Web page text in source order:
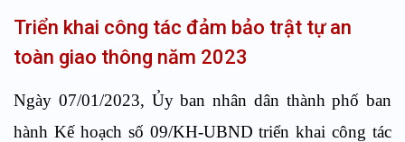
Triển khai công tác đảm bảo trật tự an
toàn giao thông năm 2023
Ngày 07/01/2023, Ủy ban nhân dân thành phố ban
hành Kế hoạch số 09/KH-UBND triển khai công tác